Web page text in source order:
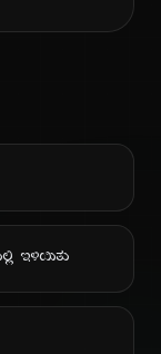
ಇಳಿಯಿತು